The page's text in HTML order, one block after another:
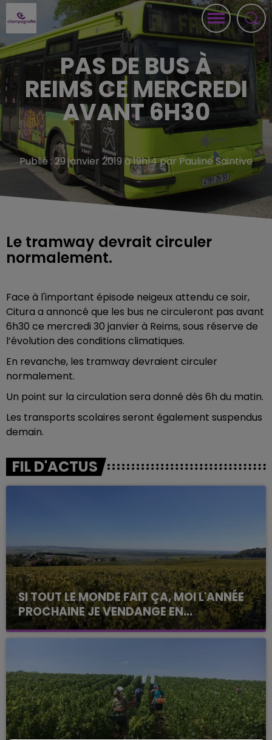
PAS DE BUS À
REIMS CE MERCREDI
AVANT 6H30
Publié : 29 janvier 2019 à 19h14 par Pauline Saintive
Le tramway devrait circuler
normalement.
Face à l'important épisode neigeux attendu ce soir,
Citura a annoncé que les bus ne circuleront pas avant
6h30 ce mercredi 30 janvier à Reims, sous réserve de
l’évolution des conditions climatiques.
En revanche, les tramway devraient circuler
normalement.
Un point sur la circulation sera donné dès 6h du matin.
Les transports scolaires seront également suspendus
demain.
FIL D'ACTUS
SI TOUT LE MONDE FAIT ÇA, MOI L'ANNÉE
PROCHAINE JE VENDANGE EN...
La vendange en Champagne a débuté ce jeudi 6
août dans la commune de Montgueux (Aube). Du